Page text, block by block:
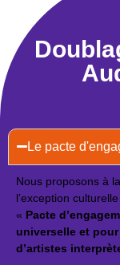
Le pacte
Nous proposons à
l’exception
« Pacte
universelle et
d’artistes